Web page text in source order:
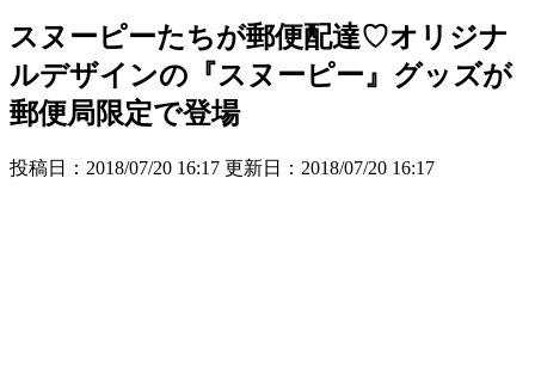
スヌーピーたちが郵便配達♡オリジナ
ルデザインの『スヌーピー』グッズが
郵便局限定で登場
投稿日：2018/07/20 16:17 更新日： 2018/07/20 16:17